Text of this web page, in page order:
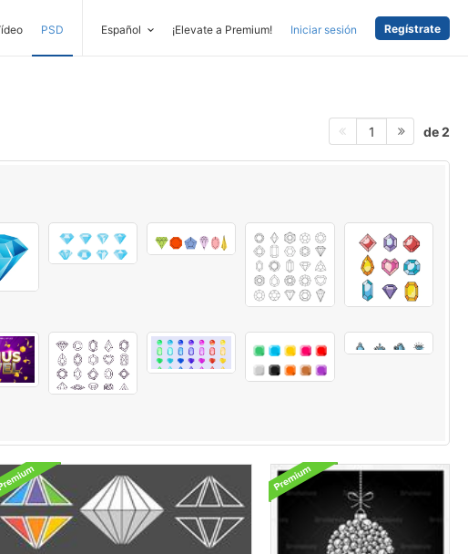
PSD Español ¡Elevate a Premium! Iniciar sesión Regístrate
1 de 2